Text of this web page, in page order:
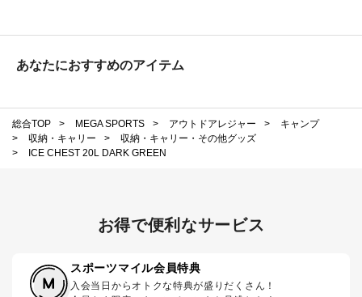
あなたにおすすめのアイテム
総合TOP > MEGA SPORTS > アウトドアレジャー >
キャンプ
>
収納・キャリー >
収納・キャリー・その他グッズ
>
ICE CHEST 20L DARK GREEN
お得で便利なサービス
スポーツマイル会員特典
入会当日からオトクな特典が盛りだくさん！